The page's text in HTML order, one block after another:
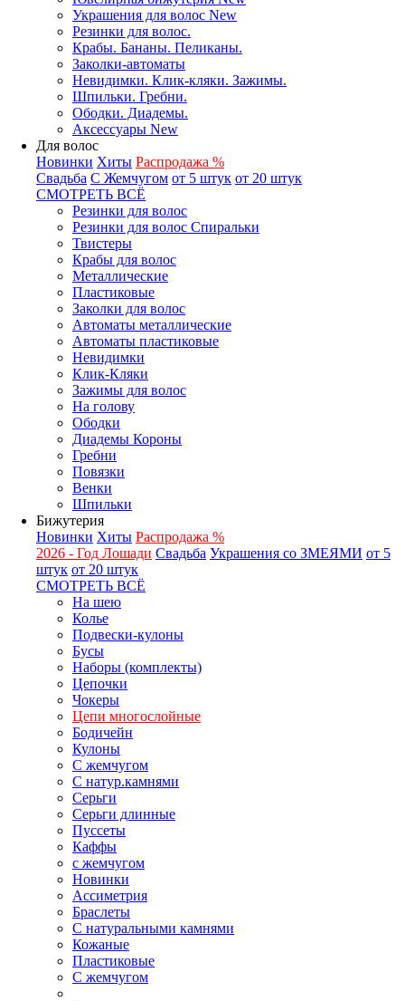
Украшения для волос New
Резинки для волос.
Крабы. Бананы. Пеликаны.
Заколки-автоматы
Невидимки. Клик-кляки. Зажимы.
Шпильки. Гребни.
Ободки. Диадемы.
Аксессуары New
Для волос
Новинки Хиты Распродажа %
Свадьба С Жемчугом от 5 штук от 20 штук
СМОТРЕТЬ ВСЁ
Резинки для волос
Резинки для волос Спиральки
Твистеры
Крабы для волос
Металлические
Пластиковые
Заколки для волос
Автоматы металлические
Автоматы пластиковые
Невидимки
Клик-Кляки
Зажимы для волос
На голову
Ободки
Диадемы Короны
Гребни
Повязки
Венки
Шпильки
Бижутерия
Новинки Хиты Распродажа %
2026 - Год Лошади Свадьба Украшения со ЗМЕЯМИ от 5
штук от 20 штук
СМОТРЕТЬ ВСЁ
На шею
Колье
Подвески-кулоны
Бусы
Наборы (комплекты)
Цепочки
Чокеры
Цепи многослойные
Бодичейн
Кулоны
С жемчугом
С натур.камнями
Серьги
Серьги длинные
Пуссеты
Каффы
с жемчугом
Новинки
Ассиметрия
Браслеты
С натуральными камнями
Кожаные
Пластиковые
С жемчугом